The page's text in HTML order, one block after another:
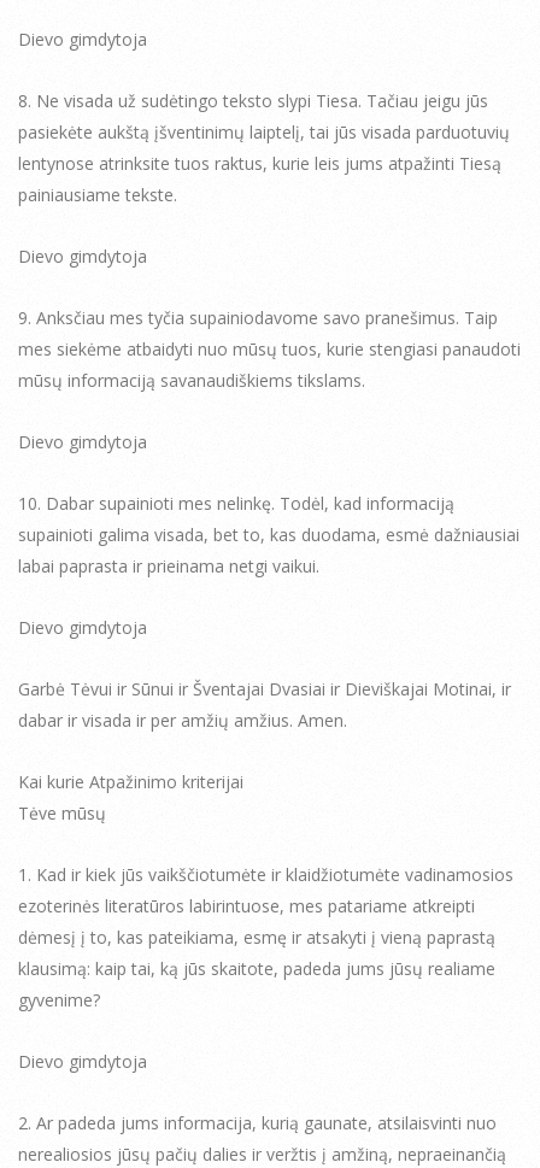
Dievo gimdytoja
8. Ne visada už sudėtingo teksto slypi Tiesa. Tačiau jeigu jūs
pasiekėte aukštą įšventinimų laiptelį, tai jūs visada parduotuvių
lentynose atrinksite tuos raktus, kurie leis jums atpažinti Tiesą
painiausiame tekste.
Dievo gimdytoja
9. Anksčiau mes tyčia supainiodavome savo pranešimus. Taip
mes siekėme atbaidyti nuo mūsų tuos, kurie stengiasi panaudoti
mūsų informaciją savanaudiškiems tikslams.
Dievo gimdytoja
10. Dabar supainioti mes nelinkę. Todėl, kad informaciją
supainioti galima visada, bet to, kas duodama, esmė dažniausiai
labai paprasta ir prieinama netgi vaikui.
Dievo gimdytoja
Garbė Tėvui ir Sūnui ir Šventajai Dvasiai ir Dieviškajai Motinai, ir
dabar ir visada ir per amžių amžius. Amen.
Kai kurie Atpažinimo kriterijai
Tėve mūsų
1. Kad ir kiek jūs vaikščiotumėte ir klaidžiotumėte vadinamosios
ezoterinės literatūros labirintuose, mes patariame atkreipti
dėmesį į to, kas pateikiama, esmę ir atsakyti į vieną paprastą
klausimą: kaip tai, ką jūs skaitote, padeda jums jūsų realiame
gyvenime?
Dievo gimdytoja
2. Ar padeda jums informacija, kurią gaunate, atsilaisvinti nuo
nerealiosios jūsų pačių dalies ir veržtis į amžiną, nepraeinančią